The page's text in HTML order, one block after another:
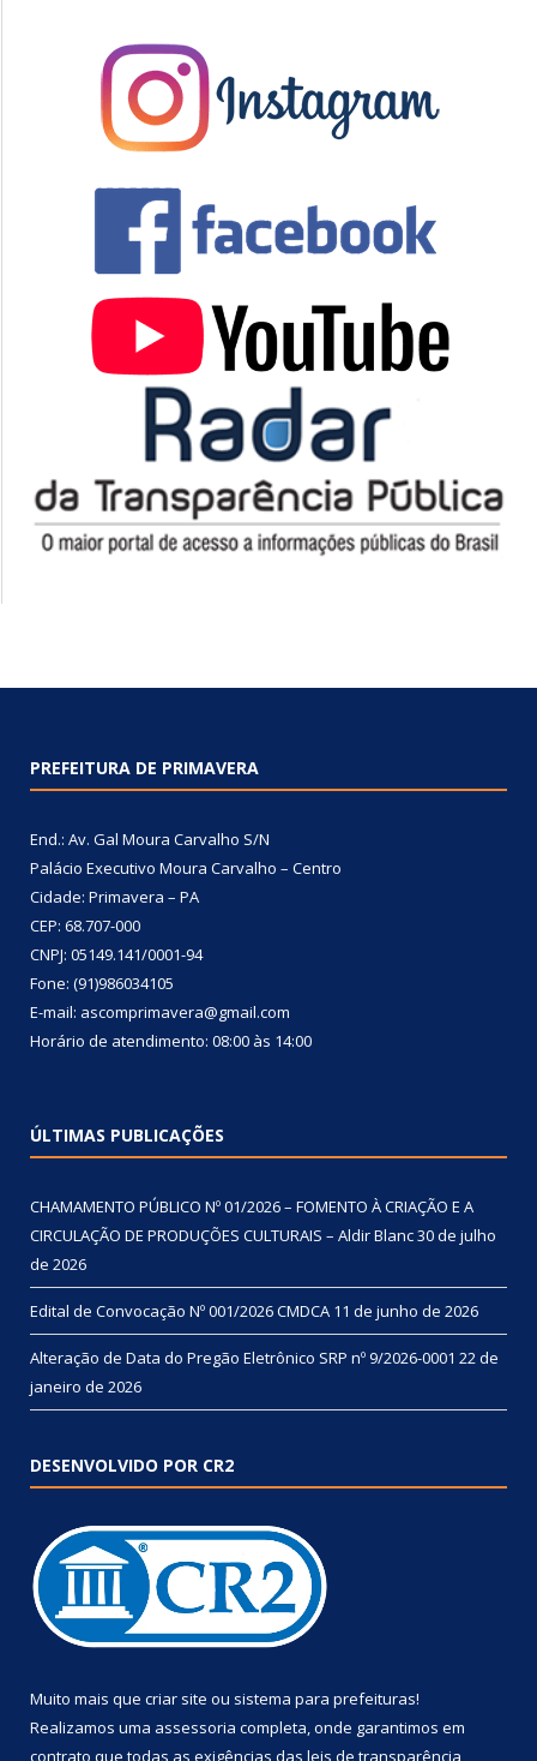
PREFEITURA DE PRIMAVERA
End.: Av. Gal Moura Carvalho S/N
Palácio Executivo Moura Carvalho – Centro
Cidade: Primavera – PA
CEP: 68.707-000
CNPJ: 05149.141/0001-94
Fone: (91)986034105
E-mail: ascomprimavera@gmail.com
Horário de atendimento: 08:00 às 14:00
ÚLTIMAS PUBLICAÇÕES
CHAMAMENTO PÚBLICO Nº 01/2026 – FOMENTO À CRIAÇÃO E A
CIRCULAÇÃO DE PRODUÇÕES CULTURAIS – Aldir Blanc30 de julho
de 2026
Edital de Convocação Nº 001/2026 CMDCA 11 de junho de 2026
Alteração de Data do Pregão Eletrônico SRP nº 9/2026-0001 22 de
janeiro de 2026
DESENVOLVIDO POR CR2
Muito mais que criar site ou sistema para prefeituras!
Realizamos uma assessoria completa, onde garantimos em
contrato que todas as exigências das leis de transparência